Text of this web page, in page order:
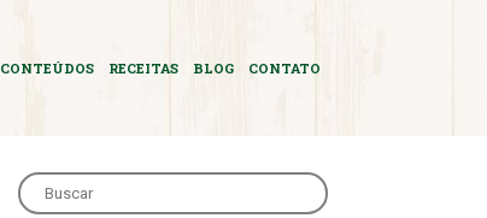
CONTEÚDOS RECEITAS BLOG CONTATO
Search
for: